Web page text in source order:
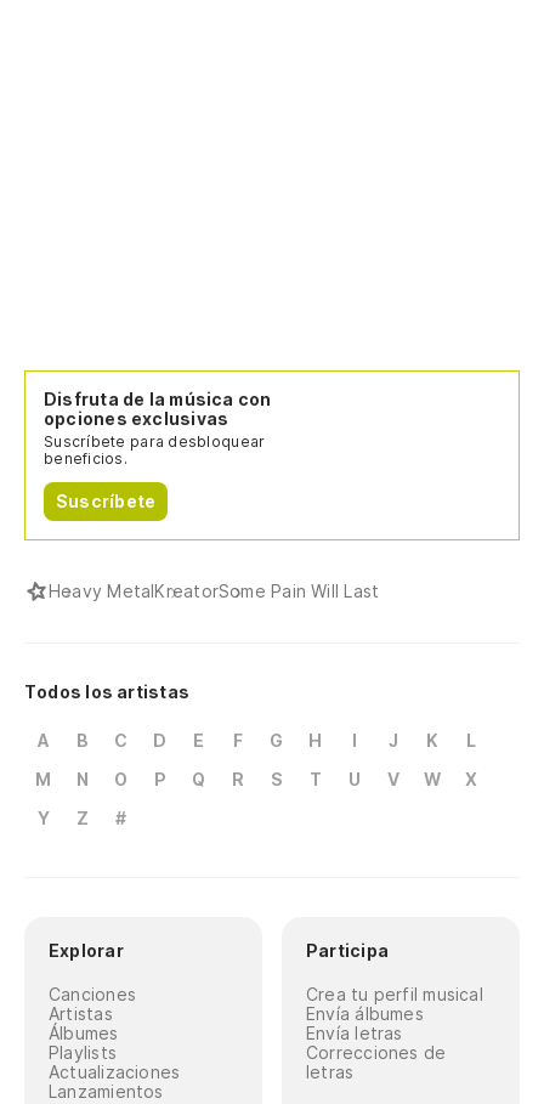
Disfruta de la música con
opciones exclusivas
Suscríbete para desbloquear
beneficios.
Suscríbete
Heavy MetalKreatorSome Pain Will Last
Todos los artistas
A B C D E F G H I J K
L
M
N O P Q R S T U V W
X
Y
Z #
Explorar
Canciones
Artistas
Álbumes
Playlists
Actualizaciones
Lanzamientos
Participa
Crea tu perfil musical
Envía álbumes
Envía letras
Correcciones de
letras